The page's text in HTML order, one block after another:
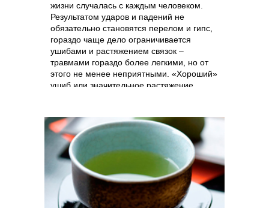
жизни случалась с каждым человеком.
Результатом ударов и падений не
обязательно становятся перелом и гипс,
гораздо чаще дело ограничивается
ушибами и растяжением связок –
травмами гораздо более легкими, но от
этого не менее неприятными. «Хороший»
ушиб или значительное растяжение
подвижности человека или его
способности к самообслуживанию.
Именно поэтому так важно знать о
средствах, лечащих ушибы и растяжения,
и уметь ими пользоваться.